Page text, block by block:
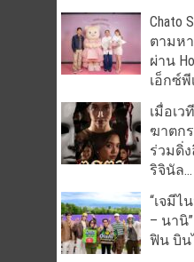
Chato
ตามหา
ผ่าน
เอ็กซ์พี
เมื่อเ
ฆาตก
ร่วมดิ่
ริจินัล...
“เจมีไ
– นานิ
ฟิน บิน